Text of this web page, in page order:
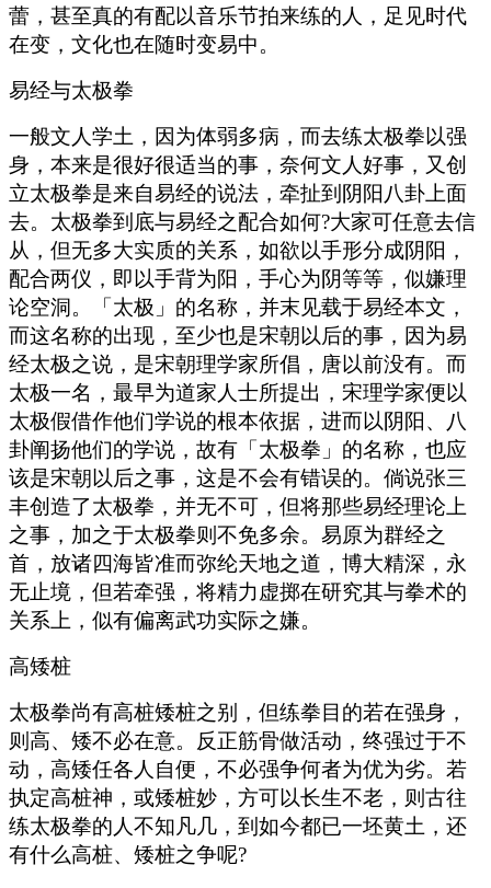
蕾，甚至真的有配以音乐节拍来练的人，足见时代
在变，文化也在随时变易中。
易经与太极拳
一般文人学土，因为体弱多病，而去练太极拳以强
身，本来是很好很适当的事，奈何文人好事，又创
立太极拳是来自易经的说法，牵扯到阴阳八卦上面
去。太极拳到底与易经之配合如何?大家可任意去信
从，但无多大实质的关系，如欲以手形分成阴阳，
配合两仪，即以手背为阳，手心为阴等等，似嫌理
论空洞。「太极」的名称，并末见载于易经本文，
而这名称的出现，至少也是宋朝以后的事，因为易
经太极之说，是宋朝理学家所倡，唐以前没有。而
太极一名，最早为道家人士所提出，宋理学家便以
太极假借作他们学说的根本依据，进而以阴阳、八
卦阐扬他们的学说，故有「太极拳」的名称，也应
该是宋朝以后之事，这是不会有错误的。倘说张三
丰创造了太极拳，并无不可，但将那些易经理论上
之事，加之于太极拳则不免多余。易原为群经之
首，放诸四海皆准而弥纶天地之道，博大精深，永
无止境，但若牵强，将精力虚掷在研究其与拳术的
关系上，似有偏离武功实际之嫌。
高矮桩
太极拳尚有高桩矮桩之别，但练拳目的若在强身，
则高、矮不必在意。反正筋骨做活动，终强过于不
动，高矮任各人自便，不必强争何者为优为劣。若
执定高桩神，或矮桩妙，方可以长生不老，则古往
练太极拳的人不知凡几，到如今都已一坯黄土，还
有什么高桩、矮桩之争呢?